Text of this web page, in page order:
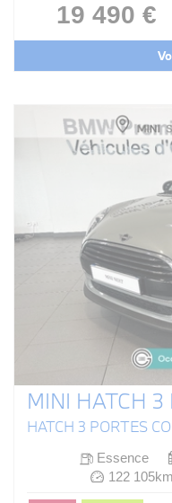
19 490 €
MINI HATCH 3
Essence
122 105km